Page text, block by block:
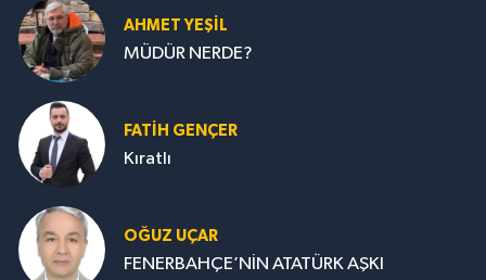
AHMET YEŞİL
MÜDÜR NERDE?
FATIH GENÇER
Kıratlı
OĞUZ UÇAR
FENERBAHÇE’NİN ATATÜRK AŞKI